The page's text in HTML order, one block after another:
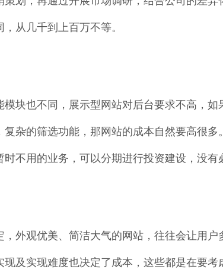
从几千到上百万不等。
块也不同，展示型网站对后台要求不高，
杂的筛选功能，那网站的成本自然要高很
不用的业务，可以分期进行投资建设，没有
外观优美、简洁大气的网站，往往会让用户
及实现难度也决定了成本，这些都是在要